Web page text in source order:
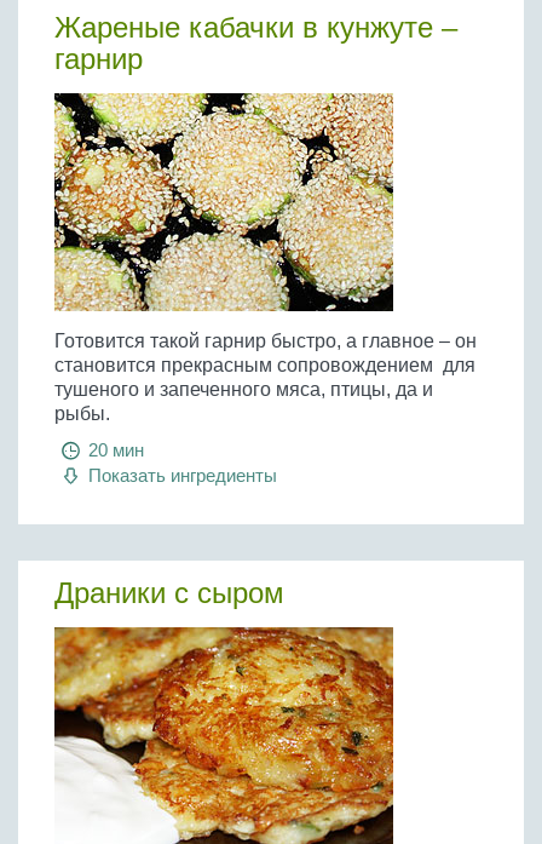
Яйца
Жареные кабачки в кунжуте –
гарнир
Готовится такой гарнир быстро, а главное – он
становится прекрасным сопровождением для
тушеного и запеченного мяса, птицы, да и
рыбы.
20 мин
Показать ингредиенты
Драники с сыром